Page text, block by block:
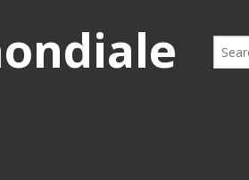
Search
for: